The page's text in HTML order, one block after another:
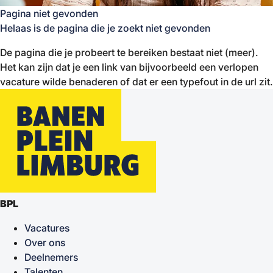
Pagina niet gevonden
Helaas is de pagina die je zoekt niet gevonden
De pagina die je probeert te bereiken bestaat niet (meer).
Het kan zijn dat je een link van bijvoorbeeld een verlopen
vacature wilde benaderen of dat er een typefout in de url zit.
BPL
Vacatures
Over ons
Deelnemers